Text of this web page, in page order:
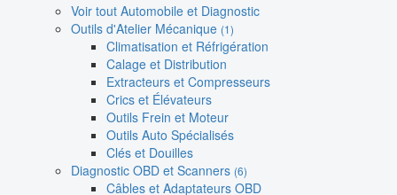
Voir tout Automobile et Diagnostic
Outils d'Atelier Mécanique (1)
Climatisation et Réfrigération
Calage et Distribution
Extracteurs et Compresseurs
Crics et Élévateurs
Outils Frein et Moteur
Outils Auto Spécialisés
Clés et Douilles
Diagnostic OBD et Scanners (6)
Câbles et Adaptateurs OBD